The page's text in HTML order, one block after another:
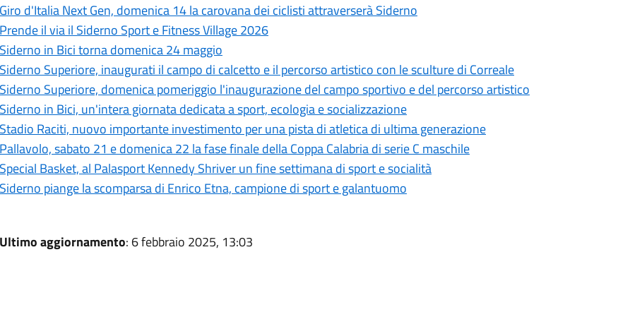
Giro d'Italia Next Gen, domenica 14 la carovana dei ciclisti attraverserà Siderno
Prende il via il Siderno Sport e Fitness Village 2026
Siderno in Bici torna domenica 24 maggio
Siderno Superiore, inaugurati il campo di calcetto e il percorso artistico con le sculture di Correale
Siderno Superiore, domenica pomeriggio l'inaugurazione del campo sportivo e del percorso artistico
Siderno in Bici, un'intera giornata dedicata a sport, ecologia e socializzazione
Stadio Raciti, nuovo importante investimento per una pista di atletica di ultima generazione
Pallavolo, sabato 21 e domenica 22 la fase finale della Coppa Calabria di serie C maschile
Special Basket, al Palasport Kennedy Shriver un fine settimana di sport e socialità
Siderno piange la scomparsa di Enrico Etna, campione di sport e galantuomo
Ultimo aggiornamento: 6 febbraio 2025, 13:03